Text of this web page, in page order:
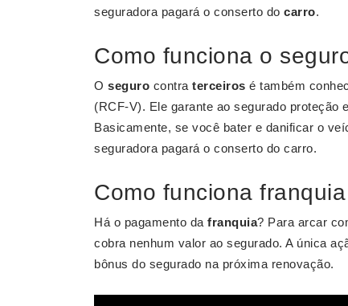
seguradora pagará o conserto do carro.
Como funciona o
O seguro contra terceiros é também
(RCF-V). Ele garante ao segurado proteção
Basicamente, se você bater e danificar o
seguradora pagará o conserto do carro.
Como funciona
Há o pagamento da franquia? Para arcar
cobra nenhum valor ao segurado. A única
bônus do segurado na próxima renovação.